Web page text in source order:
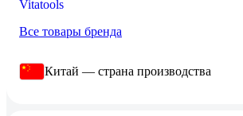
Vitatools
Все товары бренда
Китай — страна производства